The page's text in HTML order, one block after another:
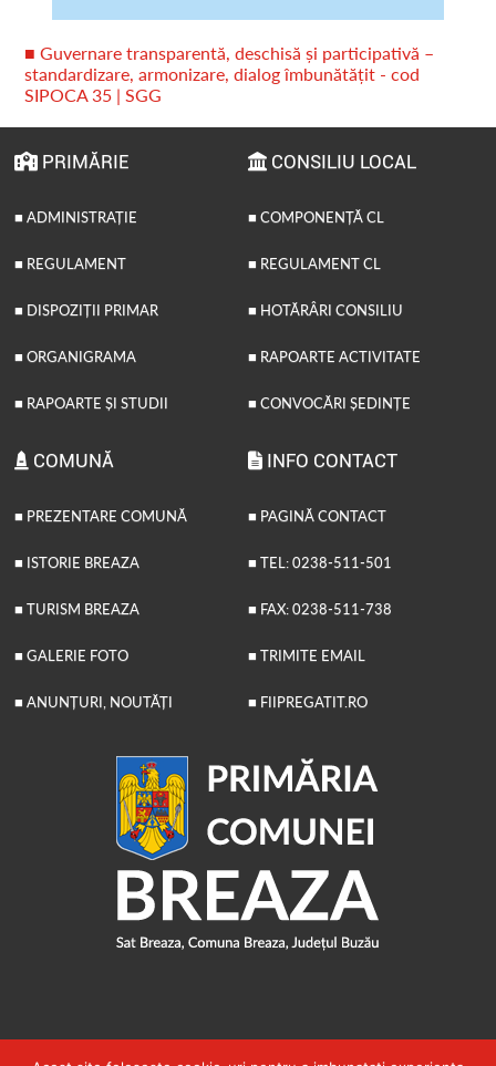
■ Guvernare transparentă, deschisă și participativă –
standardizare, armonizare, dialog îmbunătățit - cod
SIPOCA 35 | SGG
PRIMĂRIE
■ ADMINISTRAȚIE
■ REGULAMENT
■ DISPOZIȚII PRIMAR
■ ORGANIGRAMA
■ RAPOARTE ȘI STUDII
CONSILIU LOCAL
■ COMPONENȚĂ CL
■ REGULAMENT CL
■ HOTĂRÂRI CONSILIU
■ RAPOARTE ACTIVITATE
■ CONVOCĂRI ȘEDINȚE
COMUNĂ
■ PREZENTARE COMUNĂ
■ ISTORIE BREAZA
■ TURISM BREAZA
■ GALERIE FOTO
■ ANUNȚURI, NOUTĂȚI
INFO CONTACT
■ PAGINĂ CONTACT
■ TEL: 0238-511-501
■ FAX: 0238-511-738
■ TRIMITE EMAIL
■ FIIPREGATIT.RO